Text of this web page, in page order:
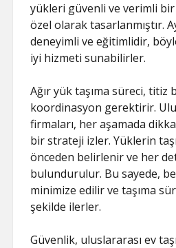
yükleri güvenli ve verimli bir
özel olarak tasarlanmıştır.
deneyimli ve eğitimlidir,
iyi hizmeti sunabilirler.
Ağır yük taşıma süreci, titiz
koordinasyon gerektirir.
firmaları, her aşamada
bir strateji izler. Yüklerin
önceden belirlenir ve her
bulundurulur. Bu sayede,
minimize edilir ve taşıma
şekilde ilerler.
Güvenlik, uluslararası ev